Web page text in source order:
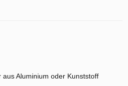
Aluminium oder Kunststoff